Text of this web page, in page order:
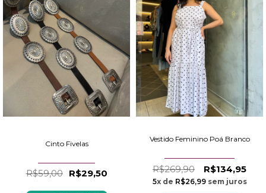
Cinto Fivelas
R$59,00 R$29,50
Vestido Feminino Poá Branco
R$269,90 R$134,95
5x de R$26,99sem juros